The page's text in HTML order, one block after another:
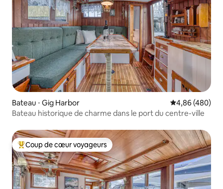
Bateau ⋅ Gig Harbor Évaluation
4,86 (480)
Bateau historique de charme dans le port du centre-ville
Coups de cœur voyageurs les plus appréciés
Coup de cœur voyageurs